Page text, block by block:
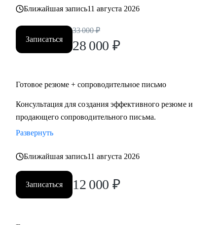
• строительство, промышленность, производство
нефтегазовая отрасль;
• закупки, cнабжение, логистика, ВЭД;
• продажи, HoReCa;
Ближайшая запись11 августа 2026
Записаться
33 000 ₽
28 000 ₽
Готовое резюме + сопроводительное письмо
Консультация для создания эффективного резюме и
продающего сопроводительного письма.
Развернуть
Ближайшая запись11 августа 2026
Записаться 12 000 ₽